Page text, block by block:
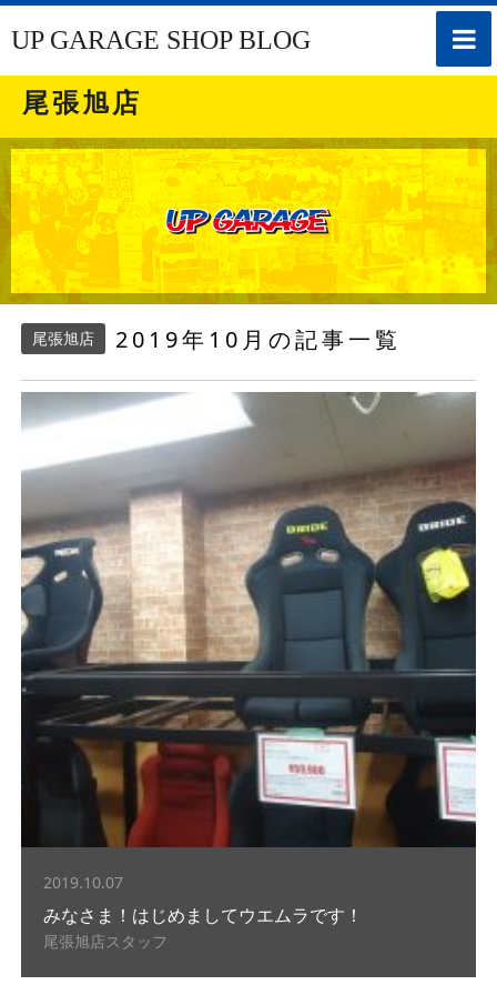
toggle
UP GARAGE SHOP BLOG
尾張旭店
尾張旭店 2019年10月の記事一覧
2019.10.07
みなさま！はじめましてウエムラです！
尾張旭店スタッフ